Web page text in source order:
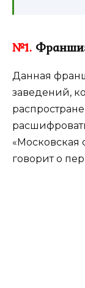
№1.
Данная
заведений,
«Московская
говорит о